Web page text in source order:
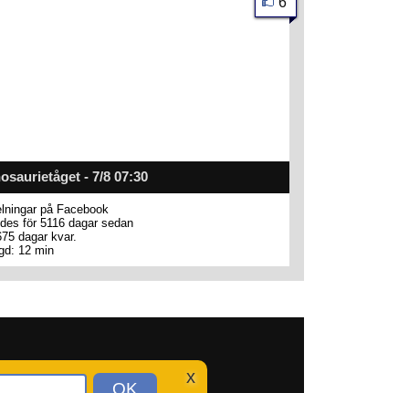
x
- 7/8 07:30
på Facebook
för 5116 dagar sedan
dagar kvar.
12 min